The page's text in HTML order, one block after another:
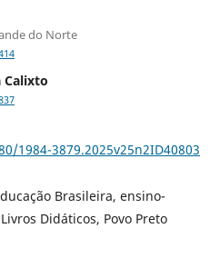
do Norte
Calixto
1984-3879.2025v25n2ID40803
Brasileira, ensino-
Didáticos, Povo Preto